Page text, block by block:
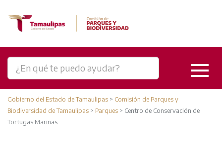
Gobierno del Estado de Tamaulipas > Comisión de Parques y
Biodiversidad de Tamaulipas > Parques > Centro de Conservación de
Tortugas Marinas